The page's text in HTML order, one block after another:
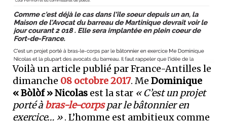
Voilà un article publié par France-Antilles le
dimanche 08 octobre 2017. Me Dominique
« Bòlòf » Nicolas est la star « C’est un projet
porté à bras-le-corpspar le bâtonnier en
exercice… ». L’homme est ambitieux comme